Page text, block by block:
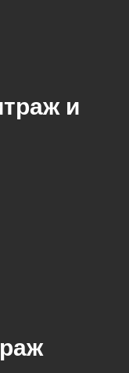
и